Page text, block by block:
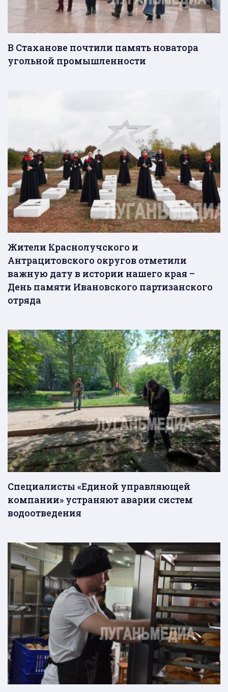
В Стаханове почтили память новатора
угольной промышленности
Жители Краснолучского и
Антрацитовского округов отметили
важную дату в истории нашего края –
День памяти Ивановского партизанского
отряда
Специалисты «Единой управляющей
компании» устраняют аварии систем
водоотведения